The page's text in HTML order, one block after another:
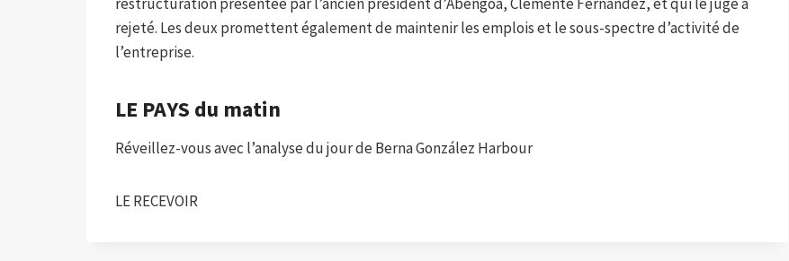
rejeté. Les deux promettent également de maintenir les emplois et le sous-spectre d’activité de
l’entreprise.
LE PAYS du matin
Réveillez-vous avec l’analyse du jour de Berna González Harbour
LE RECEVOIR